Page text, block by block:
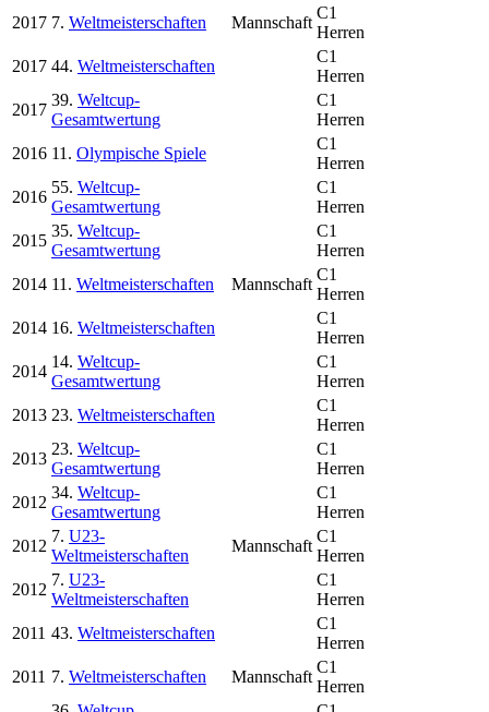
2017 7. Weltmeisterschaften Mannschaft
C1
Herren
2017 44. Weltmeisterschaften
C1
Herren
2017
39. Weltcup-
Gesamtwertung
C1
Herren
2016 11. Olympische Spiele
C1
Herren
2016
55. Weltcup-
Gesamtwertung
C1
Herren
2015
35. Weltcup-
Gesamtwertung
C1
Herren
2014 11. Weltmeisterschaften Mannschaft
C1
Herren
2014 16. Weltmeisterschaften
C1
Herren
2014
14. Weltcup-
Gesamtwertung
C1
Herren
2013 23. Weltmeisterschaften
C1
Herren
2013
23. Weltcup-
Gesamtwertung
C1
Herren
2012
34. Weltcup-
Gesamtwertung
C1
Herren
2012
7. U23-
Weltmeisterschaften
Mannschaft
C1
Herren
2012
7. U23-
Weltmeisterschaften
C1
Herren
2011 43. Weltmeisterschaften
C1
Herren
2011 7. Weltmeisterschaften Mannschaft
C1
Herren